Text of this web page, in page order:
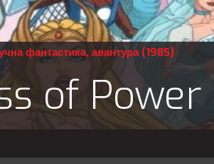
фантастика, авантура(1985)
of Power